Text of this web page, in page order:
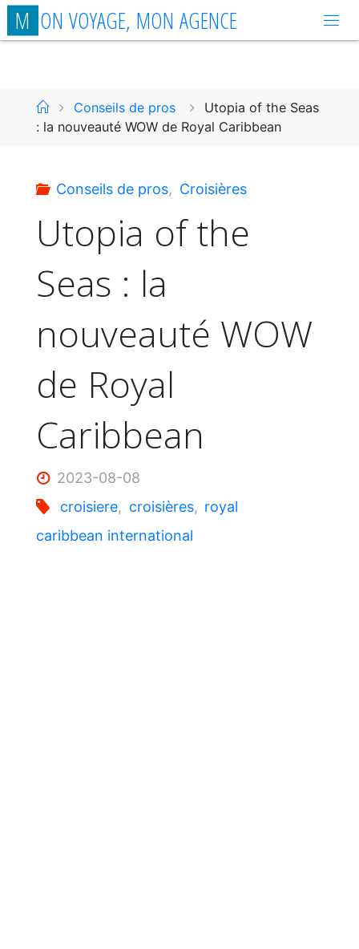
Aller
auM ON VOYAGE, MON AGENCE
AccueilConseils de pros
Utopia of the Seas
: la nouveauté WOW de Royal Caribbean
Conseils de pros, Croisières
Utopia of the
Seas : la
nouveauté WOW
de Royal
Caribbean
2023-08-08
croisiere, croisières, royal
caribbean international